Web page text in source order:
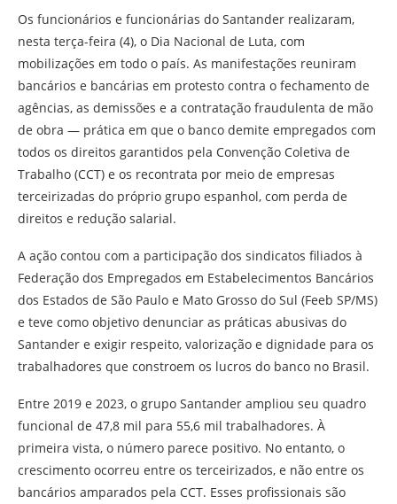
Os funcionários e funcionárias do Santander realizaram,
nesta terça-feira (4), o Dia Nacional de Luta, com
mobilizações em todo o país. As manifestações reuniram
bancários e bancárias em protesto contra o fechamento de
agências, as demissões e a contratação fraudulenta de mão
de obra — prática em que o banco demite empregados com
todos os direitos garantidos pela Convenção Coletiva de
Trabalho (CCT) e os recontrata por meio de empresas
terceirizadas do próprio grupo espanhol, com perda de
direitos e redução salarial.
A ação contou com a participação dos sindicatos filiados à
Federação dos Empregados em Estabelecimentos Bancários
dos Estados de São Paulo e Mato Grosso do Sul (Feeb SP/MS)
e teve como objetivo denunciar as práticas abusivas do
Santander e exigir respeito, valorização e dignidade para os
trabalhadores que constroem os lucros do banco no Brasil.
Entre 2019 e 2023, o grupo Santander ampliou seu quadro
funcional de 47,8 mil para 55,6 mil trabalhadores. À
primeira vista, o número parece positivo. No entanto, o
crescimento ocorreu entre os terceirizados, e não entre os
bancários amparados pela CCT. Esses profissionais são